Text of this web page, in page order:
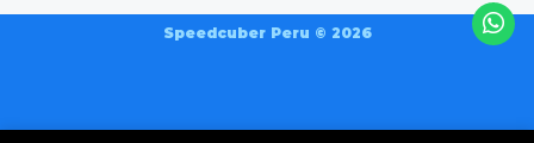
Speedcuber Peru © 2026